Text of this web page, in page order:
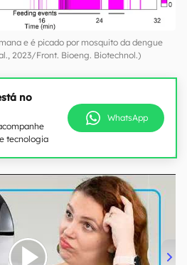
e é picado por mosquito da dengue
2023/Front. Bioeng. Biotechnol.)
no
tecnologia
WhatsApp